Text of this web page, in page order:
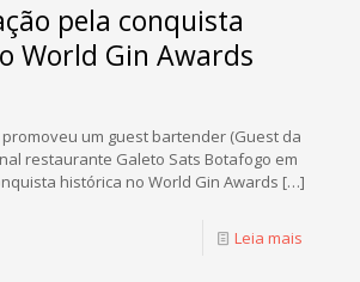
pela conquista
World Gin Awards
promoveu um guest bartender (Guest da
restaurante Galeto Sats Botafogo em
histórica no World Gin Awards […]
Leia mais